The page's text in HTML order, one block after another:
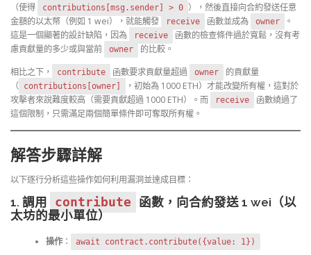
（使得
contributions[msg.sender] > 0 ），然後直接向合約發送任意
金額的以太幣（例如 1 wei），就能觸發
receive 函數並成為 owner
。
這是一個顯著的設計缺陷，因為
receive
函數的檢查條件過於寬鬆，沒有考
慮貢獻量的多少或與當前
owner
的比較。
相比之下，
contribute 函數要求貢獻量超過 owner
的貢獻量
（ contributions[owner]
，初始為 1000 ETH）才能改變所有權，這對於
攻擊者來說難度較高（需要貢獻超過 1000 ETH）。而
receive
函數繞過了
這個限制，只需滿足兩個簡單條件即可奪取所有權。
解答步驟詳解
以下逐行分析這些操作如何利用漏洞並達成目標：
1. 調用 contribute
函數，向合約發送 1 wei（以
太坊的最小單位）
操作： await contract.contribute({value: 1})